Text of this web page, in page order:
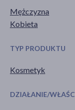
Mężczyzna
Kobieta
TYP PRODUKTU
Kosmetyk
DZIAŁANIE/